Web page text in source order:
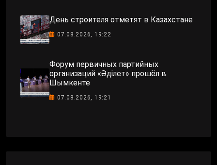
День строителя отметят в Казахстане
07.08.2026, 19:22
Форум первичных партийных
организаций «Әділет» прошёл в
Шымкенте
07.08.2026, 19:21